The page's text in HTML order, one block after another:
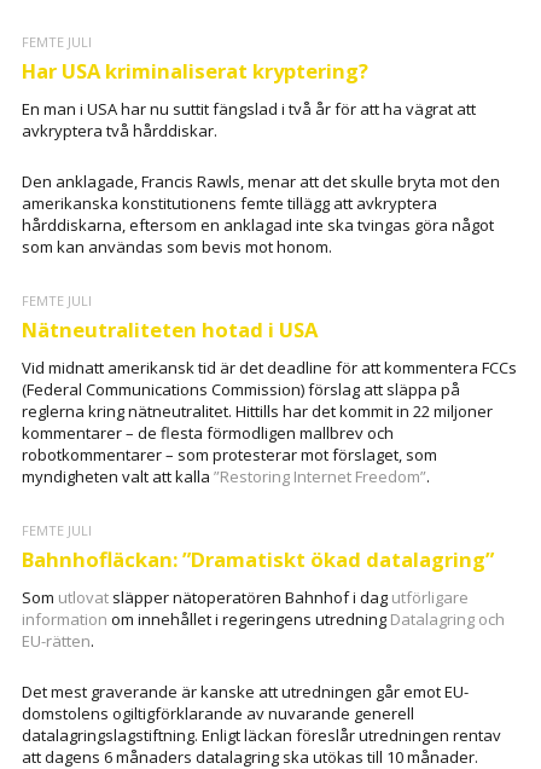
FEMTE JULI
Har USA kriminaliserat kryptering?
En man i USA har nu suttit fängslad i två år för att ha vägrat att
avkryptera två hårddiskar.
Den anklagade, Francis Rawls, menar att det skulle bryta mot den
amerikanska konstitutionens femte tillägg att avkryptera
hårddiskarna, eftersom en anklagad inte ska tvingas göra något
som kan användas som bevis mot honom.
FEMTE JULI
Nätneutraliteten hotad i USA
Vid midnatt amerikansk tid är det deadline för att kommentera FCCs
(Federal Communications Commission) förslag att släppa på
reglerna kring nätneutralitet. Hittills har det kommit in 22 miljoner
kommentarer – de flesta förmodligen mallbrev och
robotkommentarer – som protesterar mot förslaget, som
myndigheten valt att kalla ”Restoring Internet Freedom”.
FEMTE JULI
Bahnhofläckan: ”Dramatiskt ökad datalagring”
Som utlovat släpper nätoperatören Bahnhof i dag utförligare
information om innehållet i regeringens utredning Datalagring och
EU-rätten.
Det mest graverande är kanske att utredningen går emot EU-
domstolens ogiltigförklarande av nuvarande generell
datalagringslagstiftning. Enligt läckan föreslår utredningen rentav
att dagens 6 månaders datalagring ska utökas till 10 månader.